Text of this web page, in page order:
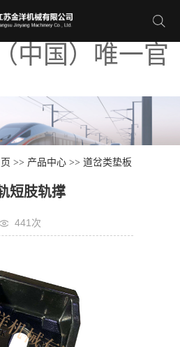
中国）唯一官
>> 产品中心 >>道岔类垫板
短肢轨撑
441次